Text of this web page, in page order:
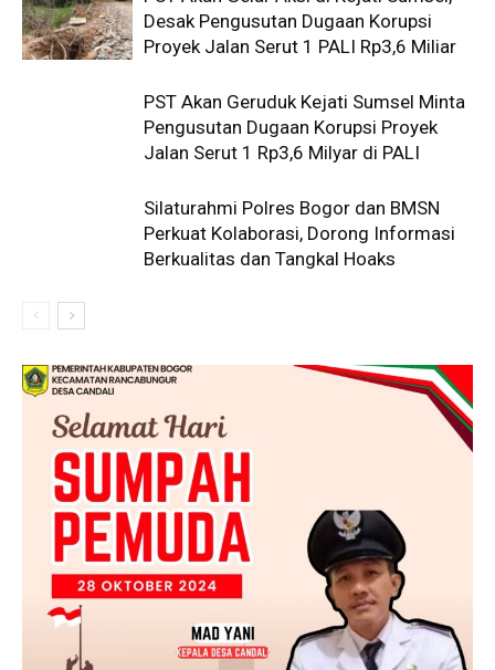
Desak Pengusutan Dugaan Korupsi
Proyek Jalan Serut 1 PALI Rp3,6 Miliar
PST Akan Geruduk Kejati Sumsel Minta
Pengusutan Dugaan Korupsi Proyek
Jalan Serut 1 Rp3,6 Milyar di PALI
Silaturahmi Polres Bogor dan BMSN
Perkuat Kolaborasi, Dorong Informasi
Berkualitas dan Tangkal Hoaks